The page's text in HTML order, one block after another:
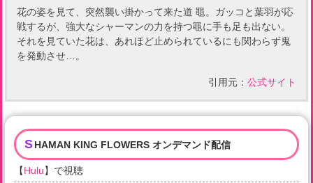
花の姿を見て、突然襲い掛かって来た道 黽。ガッコと葉羽が応
戦するが、強大なシャーマンの力を持つ黽に手も足も出ない。
それを見ていた花は、あれほど止められているにも関わらず鬼
を発動させ…。
引用元： 公式サイト
SHAMAN KING FLOWERS オンデマンド配信
【Hulu】で視聴